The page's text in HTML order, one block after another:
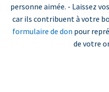
personne aimée. - Laissez
car ils contribuent à votre
formulaire de don pour
de votre